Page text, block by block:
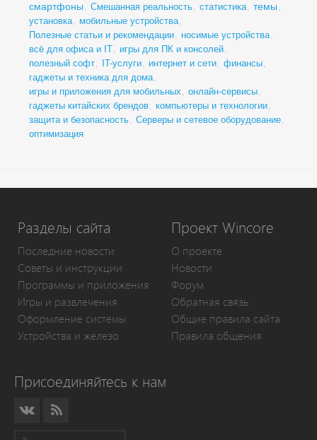
смартфоны , Смешанная реальность, статистика, темы ,
установка, мобильные устройства,
Полезные статьи и рекомендации, носимые устройства,
всё для офиса и IT, игры для ПК и консолей,
полезный софт, IT-услуги, интернет и сети, финансы,
гаджеты и техника для дома,
игры и приложения для мобильных , онлайн-сервисы,
гаджеты китайских брендов, компьютеры и технологии,
защита и безопасность, Серверы и сетевое оборудование,
оптимизация
Разделы сайта
Последние новости
Советы и инструкции
Программы и приложения
Игры и развлечения
Оформление системы
Устройства и железо
Проект Wincore
О проекте
Новости
Форум
Обратная связь
Общие правила сайта
Правила общения
Присоединяйтесь к нам